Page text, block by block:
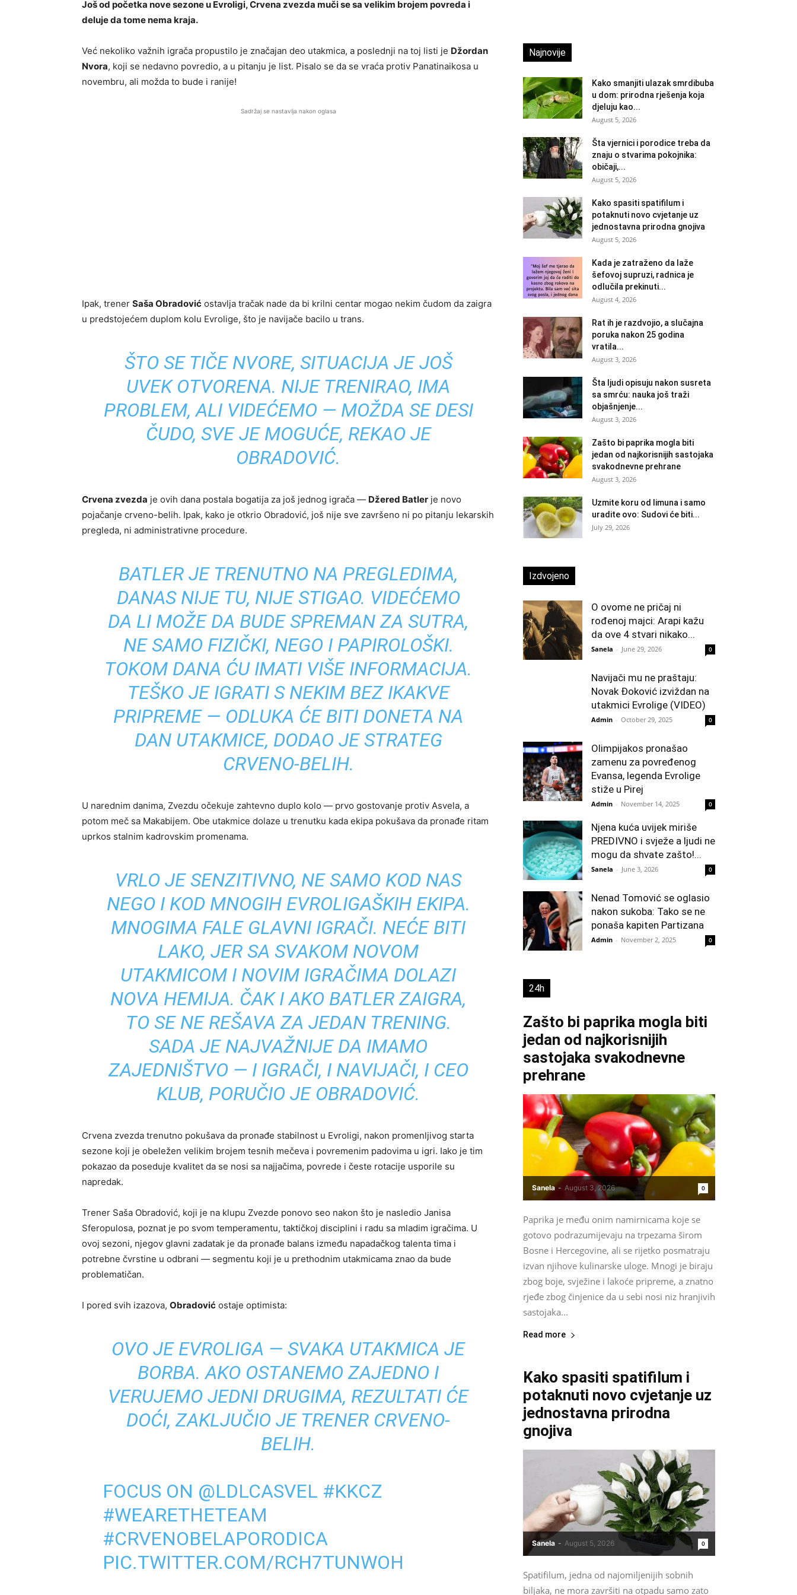
Još od početka nove sezone u Evroligi, Crvena zvezda muči se sa velikim brojem povreda i
deluje da tome nema kraja.
Već nekoliko važnih igrača propustilo je značajan deo utakmica, a poslednji na toj listi je Džordan
Nvora, koji se nedavno povredio, a u pitanju je list. Pisalo se da se vraća protiv Panatinaikosa u
novembru, ali možda to bude i ranije!
Sadržaj se nastavlja nakon oglasa
Ipak, trener Saša Obradović ostavlja tračak nade da bi krilni centar mogao nekim čudom da zaigra
u predstojećem duplom kolu Evrolige, što je navijače bacilo u trans.
ŠTO SE TIČE NVORE, SITUACIJA JE JOŠ
UVEK OTVORENA. NIJE TRENIRAO, IMA
PROBLEM, ALI VIDEĆEMO — MOŽDA SE DESI
ČUDO, SVE JE MOGUĆE, REKAO JE
OBRADOVIĆ.
Crvena zvezda je ovih dana postala bogatija za još jednog igrača — Džered Batler je novo
pojačanje crveno-belih. Ipak, kako je otkrio Obradović, još nije sve završeno ni po pitanju lekarskih
pregleda, ni administrativne procedure.
BATLER JE TRENUTNO NA PREGLEDIMA,
DANAS NIJE TU, NIJE STIGAO. VIDEĆEMO
DA LI MOŽE DA BUDE SPREMAN ZA SUTRA,
NE SAMO FIZIČKI, NEGO I PAPIROLOŠKI.
TOKOM DANA ĆU IMATI VIŠE INFORMACIJA.
TEŠKO JE IGRATI S NEKIM BEZ IKAKVE
PRIPREME — ODLUKA ĆE BITI DONETA NA
DAN UTAKMICE, DODAO JE STRATEG
CRVENO-BELIH.
U narednim danima, Zvezdu očekuje zahtevno duplo kolo — prvo gostovanje protiv Asvela, a
potom meč sa Makabijem. Obe utakmice dolaze u trenutku kada ekipa pokušava da pronađe ritam
uprkos stalnim kadrovskim promenama.
VRLO JE SENZITIVNO, NE SAMO KOD NAS
NEGO I KOD MNOGIH EVROLIGAŠKIH EKIPA.
MNOGIMA FALE GLAVNI IGRAČI. NEĆE BITI
LAKO, JER SA SVAKOM NOVOM
UTAKMICOM I NOVIM IGRAČIMA DOLAZI
NOVA HEMIJA. ČAK I AKO BATLER ZAIGRA,
TO SE NE REŠAVA ZA JEDAN TRENING.
SADA JE NAJVAŽNIJE DA IMAMO
ZAJEDNIŠTVO — I IGRAČI, I NAVIJAČI, I CEO
KLUB, PORUČIO JE OBRADOVIĆ.
Crvena zvezda trenutno pokušava da pronađe stabilnost u Evroligi, nakon promenljivog starta
sezone koji je obeležen velikim brojem tesnih mečeva i povremenim padovima u igri. Iako je tim
pokazao da poseduje kvalitet da se nosi sa najjačima, povrede i česte rotacije usporile su
napredak.
Trener Saša Obradović, koji je na klupu Zvezde ponovo seo nakon što je nasledio Janisa
Sferopulosa, poznat je po svom temperamentu, taktičkoj disciplini i radu sa mladim igračima. U
ovoj sezoni, njegov glavni zadatak je da pronađe balans između napadačkog talenta tima i
potrebne čvrstine u odbrani — segmentu koji je u prethodnim utakmicama znao da bude
problematičan.
I pored svih izazova, Obradović ostaje optimista:
OVO JE EVROLIGA — SVAKA UTAKMICA JE
BORBA. AKO OSTANEMO ZAJEDNO I
VERUJEMO JEDNI DRUGIMA, REZULTATI ĆE
DOĆI, ZAKLJUČIO JE TRENER CRVENO-
BELIH.
FOCUS ON @LDLCASVEL #KKCZ
#WEARETHETEAM
#CRVENOBELAPORODICA
PIC.TWITTER.COM/RCH7TUNWOH
Najnovije
Kako smanjiti ulazak smrdibuba
u dom: prirodna rješenja koja
djeluju kao...
August 5, 2026
Šta vjernici i porodice treba da
znaju o stvarima pokojnika:
običaji,...
August 5, 2026
Kako spasiti spatifilum i
potaknuti novo cvjetanje uz
jednostavna prirodna gnojiva
August 5, 2026
Kada je zatraženo da laže
šefovoj supruzi, radnica je
odlučila prekinuti...
August 4, 2026
Rat ih je razdvojio, a slučajna
poruka nakon 25 godina
vratila...
August 3, 2026
Šta ljudi opisuju nakon susreta
sa smrću: nauka još traži
objašnjenje...
August 3, 2026
Zašto bi paprika mogla biti
jedan od najkorisnijih sastojaka
svakodnevne prehrane
August 3, 2026
Uzmite koru od limuna i samo
uradite ovo: Sudovi će biti...
July 29, 2026
Izdvojeno
O ovome ne pričaj ni
rođenoj majci: Arapi kažu
da ove 4 stvari nikako...
Sanela - June 29, 2026 0
Navijači mu ne praštaju:
Novak Đoković izviždan na
utakmici Evrolige (VIDEO)
Admin - October 29, 2025 0
Olimpijakos pronašao
zamenu za povređenog
Evansa, legenda Evrolige
stiže u Pirej
Admin - November 14, 2025 0
Njena kuća uvijek miriše
PREDIVNO i svježe a ljudi ne
mogu da shvate zašto!...
Sanela - June 3, 2026 0
Nenad Tomović se oglasio
nakon sukoba: Tako se ne
ponaša kapiten Partizana
Admin - November 2, 2025 0
24h
Zašto bi paprika mogla biti
jedan od najkorisnijih
sastojaka svakodnevne
prehrane
Sanela - August 3, 2026 0
Paprika je među onim namirnicama koje se
gotovo podrazumijevaju na trpezama širom
Bosne i Hercegovine, ali se rijetko posmatraju
izvan njihove kulinarske uloge. Mnogi je biraju
zbog boje, svježine i lakoće pripreme, a znatno
rjeđe zbog činjenice da u sebi nosi niz hranjivih
sastojaka...
Read more
Kako spasiti spatifilum i
potaknuti novo cvjetanje uz
jednostavna prirodna
gnojiva
Sanela - August 5, 2026 0
Spatifilum, jedna od najomiljenijih sobnih
biljaka, ne mora završiti na otpadu samo zato